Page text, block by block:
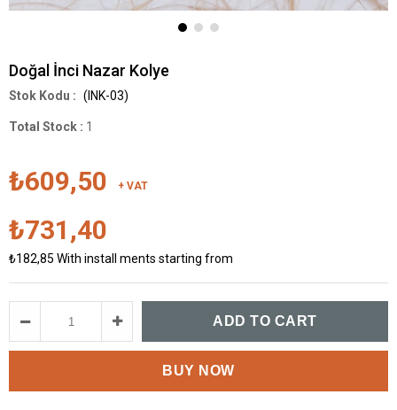
Doğal İnci Nazar Kolye
(INK-03)
Total Stock : 1
₺609,50 + VAT
₺731,40
₺182,85 With install ments starting from